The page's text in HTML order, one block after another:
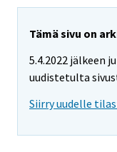
Tämä sivu on
5.4.2022 jälkeen
uudistetulta
Siirry uudelle